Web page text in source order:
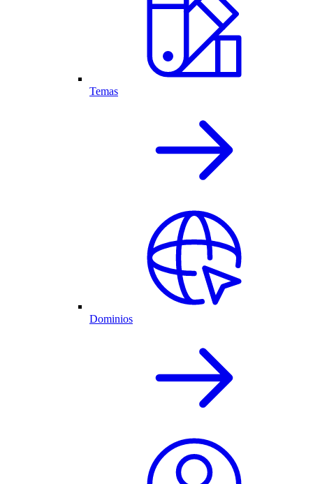
Temas
Dominios